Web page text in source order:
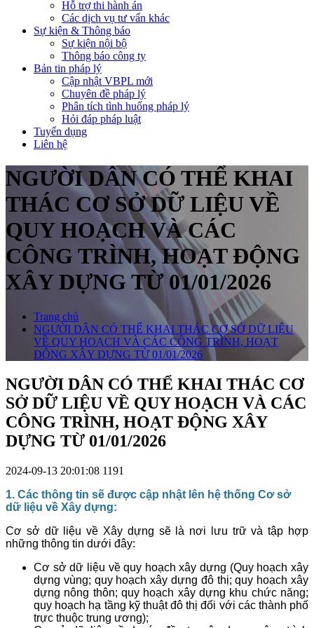
Hỗ trợ thi hành án
Các dịch vụ tư vấn khác
Sự kiện & Thông báo
Sự kiện nội bộ
Thông báo công ty
Bản tin pháp lý
Cập nhật VBPL mới
Chuyên đề pháp lý
Phân tích tình huống pháp lý
Hỏi đáp pháp luật
Tuyển dụng
Liên hệ
NGƯỜI DÂN CÓ THỂ KHAI
THÁC CƠ SỞ DỮ LIỆU VỀ
QUY HOẠCH VÀ CÁC
CÔNG TRÌNH, HOẠT ĐỘNG
XÂY DỰNG TỪ 01/01/2026
Trang chủ
NGƯỜI DÂN CÓ THỂ KHAI THÁC CƠ SỞ DỮ LIỆU
VỀ QUY HOẠCH VÀ CÁC CÔNG TRÌNH, HOẠT
ĐỘNG XÂY DỰNG TỪ 01/01/2026
NGƯỜI DÂN CÓ THỂ KHAI THÁC CƠ
SỞ DỮ LIỆU VỀ QUY HOẠCH VÀ CÁC
CÔNG TRÌNH, HOẠT ĐỘNG XÂY
DỰNG TỪ 01/01/2026
2024-09-13 20:01:08 1191
1. Các thông tin sẽ được cập nhật lên hệ thống Cơ sở
dữ liệu về Xây dựng:
Cơ sở dữ liệu về Xây dựng sẽ là nơi lưu trữ và tập hợp
những thông tin dưới đây:
Cơ sở dữ liệu về quy hoạch xây dựng (Quy hoạch xây
dựng vùng; quy hoạch xây dựng đô thị; quy hoạch xây
dựng nông thôn; quy hoạch xây dựng khu chức năng;
quy hoạch hạ tầng kỹ thuật đô thị đối với các thành phố
trực thuộc trung ương);